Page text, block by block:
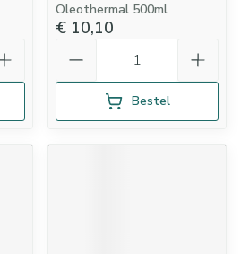
Oleothermal 500ml
€ 10,10
Bestel